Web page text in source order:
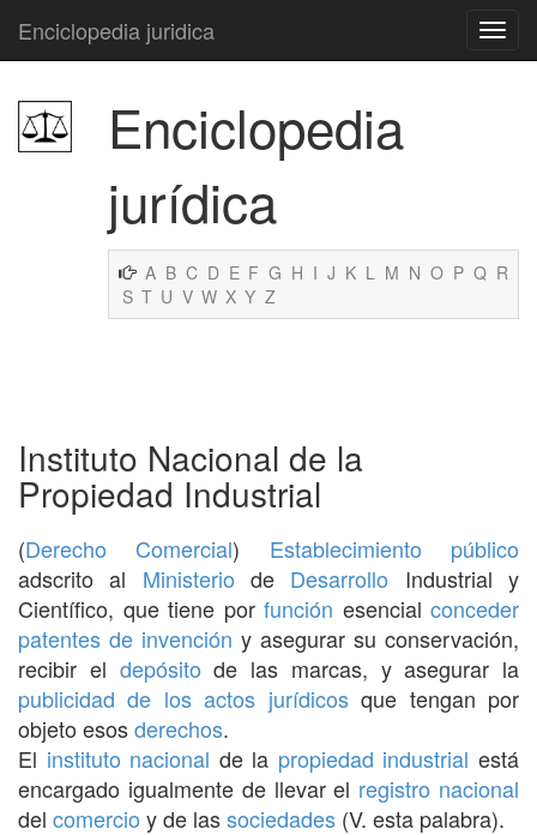
Enciclopedia juridica
Enciclopedia
jurídica
A B C D E F G H I J K L M N O P Q R
S T U V W X Y Z
Instituto Nacional de la
Propiedad Industrial
(Derecho Comercial) Establecimiento público
adscrito al Ministerio de Desarrollo Industrial y
Científico, que tiene por función esencial conceder
patentes de invención y asegurar su conservación,
recibir el depósito de las marcas, y asegurar la
publicidad de los actos jurídicosque tengan por
objeto esosderechos.
El instituto nacional de la propiedad industrial está
encargado igualmente de llevar el registro nacional
del comercio y de lassociedades (V. esta palabra).